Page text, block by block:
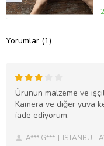
Yorumlar (1)
Ürünün malzeme ve
Kamera ve diğer yuva
iade ediyorum.
A*** G*** ISTANBUL-